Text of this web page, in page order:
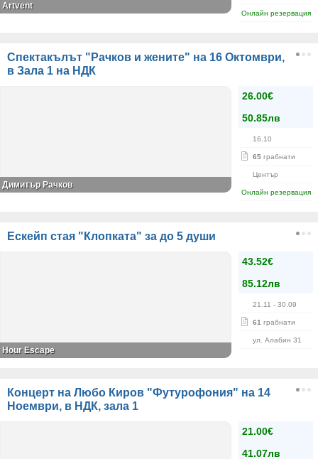
Онлайн резервация
Artvent
Спектакълът "Рачков и жените" на 16 Октомври,
в Зала 1 на НДК
26.00€
50.85лв
16.10
65 грабнати
Център
Онлайн резервация
Димитър Рачков
Ескейп стая "Клопката" за до 5 души
43.52€
85.12лв
21.11 - 30.09
61 грабнати
ул. Алабин 31
Hour Escape
Концерт на Любо Киров "Футурофония" на 14
Ноември, в НДК, зала 1
21.00€
41.07лв